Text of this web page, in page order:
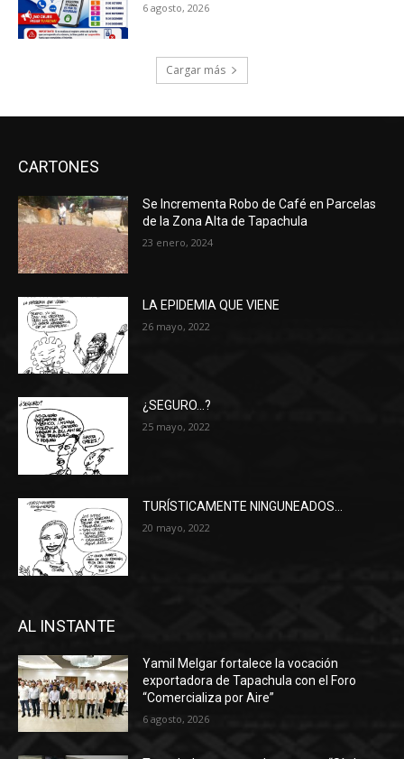
6 agosto, 2026
Cargar más
CARTONES
Se Incrementa Robo de Café en Parcelas
de la Zona Alta de Tapachula
23 enero, 2024
LA EPIDEMIA QUE VIENE
26 mayo, 2022
¿SEGURO…?
25 mayo, 2022
TURÍSTICAMENTE NINGUNEADOS…
20 mayo, 2022
AL INSTANTE
Yamil Melgar fortalece la vocación
exportadora de Tapachula con el Foro
“Comercializa por Aire”
6 agosto, 2026